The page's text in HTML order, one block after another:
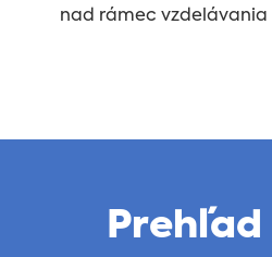
nad rámec vzdelávania